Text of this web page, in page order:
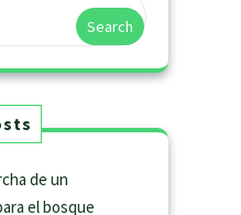
Search
de un
el bosque